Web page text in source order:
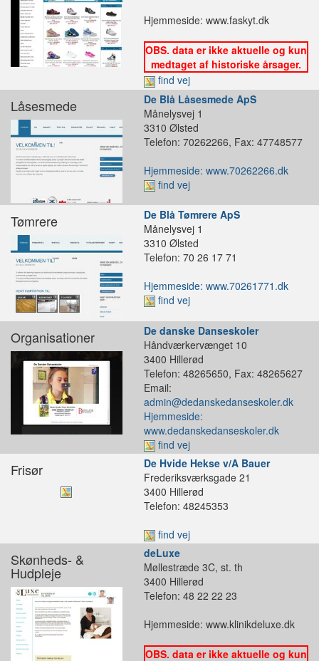
Hjemmeside: www.faskyt.dk
OBS. data er ikke aktuelle og kun
medtaget af historiske årsager.
find vej
Låsesmede
De Blå Låsesmede ApS
Månelysvej 1
3310 Ølsted
Telefon: 70262266, Fax: 47748577
Hjemmeside: www.70262266.dk
find vej
Tømrere
De Blå Tømrere ApS
Månelysvej 1
3310 Ølsted
Telefon: 70 26 17 71
Hjemmeside: www.70261771.dk
find vej
Organisationer
De danske Danseskoler
Håndværkervænget 10
3400 Hillerød
Telefon: 48265650, Fax: 48265627
Email:
admin@dedanskedanseskoler.dk
Hjemmeside:
www.dedanskedanseskoler.dk
find vej
Frisør
De Hvide Hekse v/A Bauer
Frederiksværksgade 21
3400 Hillerød
Telefon: 48245353
find vej
Skønheds- &
Hudpleje
deLuxe
Møllestræde 3C, st. th
3400 Hillerød
Telefon: 48 22 22 23
Hjemmeside: www.klinikdeluxe.dk
OBS. data er ikke aktuelle og kun